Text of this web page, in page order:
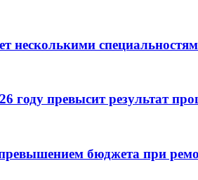
несколькими
году превысит результат
бюджета при